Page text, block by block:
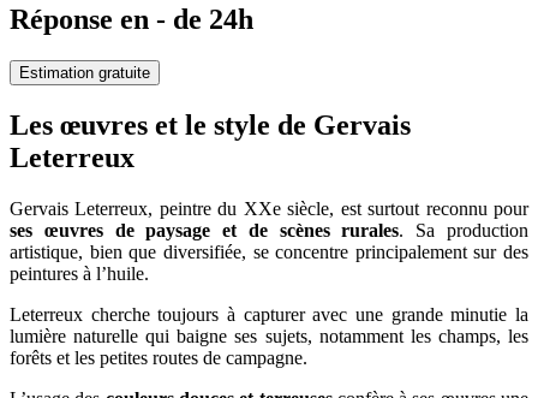
Réponse en - de 24h
Estimation gratuite
Les œuvres et le style de Gervais
Leterreux
Gervais Leterreux, peintre du XXe siècle, est surtout reconnu pour
ses œuvres de paysage et de scènes rurales. Sa production
artistique, bien que diversifiée, se concentre principalement sur des
peintures à l’huile.
Leterreux cherche toujours à capturer avec une grande minutie la
lumière naturelle qui baigne ses sujets, notamment les champs, les
forêts et les petites routes de campagne.